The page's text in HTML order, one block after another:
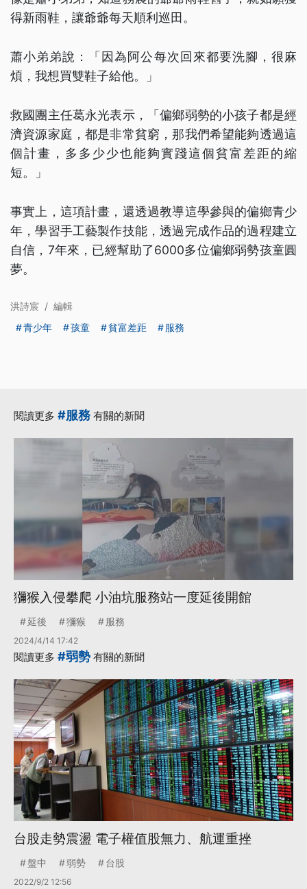
得新雨鞋，讓爺爺每天順利巡田。
蕭小弟弟說：「因為阿公每次回來都要洗腳，很麻
煩，我想買雙鞋子給他。」
救國團主任葛永光表示，「偏鄉弱勢的小孩子都是經
濟資源家庭，都是非常貧窮，那我們希望能夠透過這
個計畫，多多少少也能夠實踐這個貧富差距的縮
短。」
事實上，這項計畫，還透過教導這學參與的偏鄉青少
年，學習手工藝製作技能，透過完成作品的過程建立
自信，7年來，已經幫助了6000多位偏鄉弱勢孩童圓
夢。
洪詩宸 / 編輯
青少年
孩童 貧富差距 服務
閱讀更多 #服務有關的新聞
獼猴入侵攀爬 小油坑服務站一度延後開館
延後 獼猴 服務
2024/4/14 17:42
閱讀更多 #弱勢 有關的新聞
台股走勢震盪 電子權值股無力、航運重挫
盤中 弱勢 台股
2022/9/2 12:56